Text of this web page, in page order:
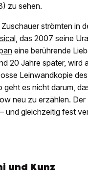
zu sehen.
strömten in
das 2007 seine
eine berührende
20 Jahre später, wird
Leinwandkopie
geht es nicht darum,
neu zu erzählen. Der
und gleichzeitig fest
und Kunz